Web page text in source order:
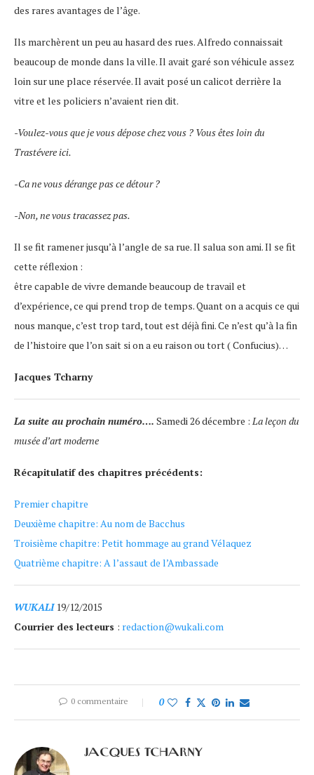
des rares avantages de l’âge.
Ils marchèrent un peu au hasard des rues. Alfredo connaissait
beaucoup de monde dans la ville. Il avait garé son véhicule assez
loin sur une place réservée. Il avait posé un calicot derrière la
vitre et les policiers n’avaient rien dit.
-Voulez-vous que je vous dépose chez vous ? Vous êtes loin du
Trastévere ici.
-Ca ne vous dérange pas ce détour ?
-Non, ne vous tracassez pas.
Il se fit ramener jusqu’à l’angle de sa rue. Il salua son ami. Il se fit
cette réflexion :
être capable de vivre demande beaucoup de travail et
d’expérience, ce qui prend trop de temps. Quant on a acquis ce qui
nous manque, c’est trop tard, tout est déjà fini. Ce n’est qu’à la fin
de l’histoire que l’on sait si on a eu raison ou tort ( Confucius)…
Jacques Tcharny
La suite au prochain numéro…. Samedi 26 décembre : La leçon du
musée d’art moderne
Récapitulatif des chapitres précédents:
Premier chapitre
Deuxième chapitre: Au nom de Bacchus
Troisième chapitre: Petit hommage au grand Vélaquez
Quatrième chapitre: A l’assaut de l’Ambassade
WUKALI 19/12/2015
Courrier des lecteurs : redaction@wukali.com
0 commentaire 0
JACQUES TCHARNY